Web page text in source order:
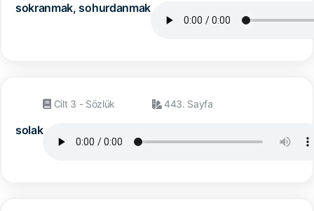
sokranmak, sohurdanmak
solak
Cilt 3 - Sözlük 443. Sayfa